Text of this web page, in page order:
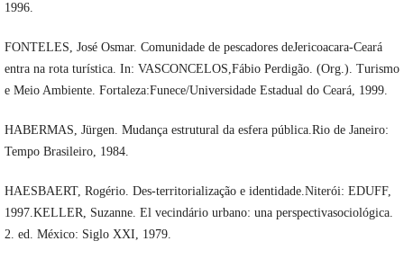
1996.
FONTELES, José Osmar. Comunidade de pescadores deJericoacara-Ceará
entra na rota turística. In: VASCONCELOS,Fábio Perdigão. (Org.). Turismo
e Meio Ambiente. Fortaleza:Funece/Universidade Estadual do Ceará, 1999.
HABERMAS, Jürgen. Mudança estrutural da esfera pública.Rio de Janeiro:
Tempo Brasileiro, 1984.
HAESBAERT, Rogério. Des-territorialização e identidade.Niterói: EDUFF,
1997.KELLER, Suzanne. El vecindário urbano: una perspectivasociológica.
2. ed. México: Siglo XXI, 1979.